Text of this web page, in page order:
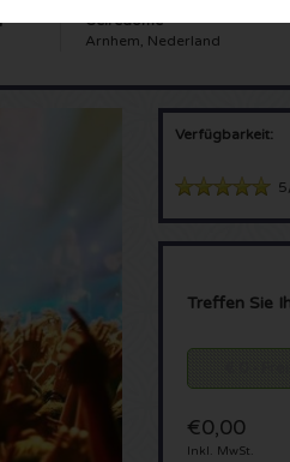
Gelredome
Arnhem, Nederland
Verfügbarkeit:
Treffen Sie
€0,00
Inkl. MwSt.